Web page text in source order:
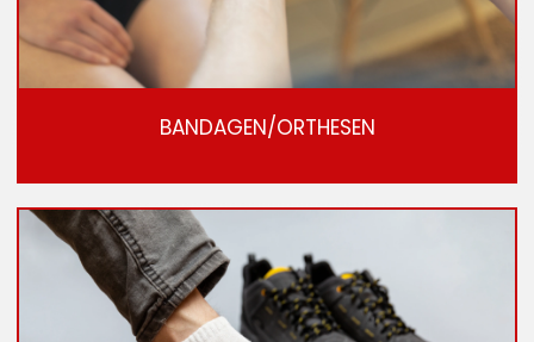
BANDAGEN/ORTHESEN